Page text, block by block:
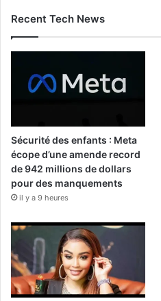
Recent Tech News
Sécurité des enfants : Meta
écope d’une amende record
de 942 millions de dollars
pour des manquements
il y a 9 heures